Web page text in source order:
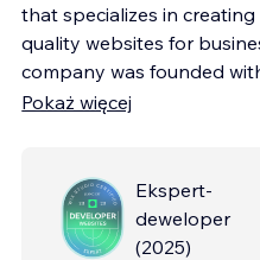
that specializes in
quality websites for
company was founded
Pokaż więcej
Ekspert-
deweloper
(2025)